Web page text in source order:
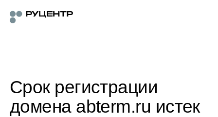
Срок регистрации
домена abterm.ru истек